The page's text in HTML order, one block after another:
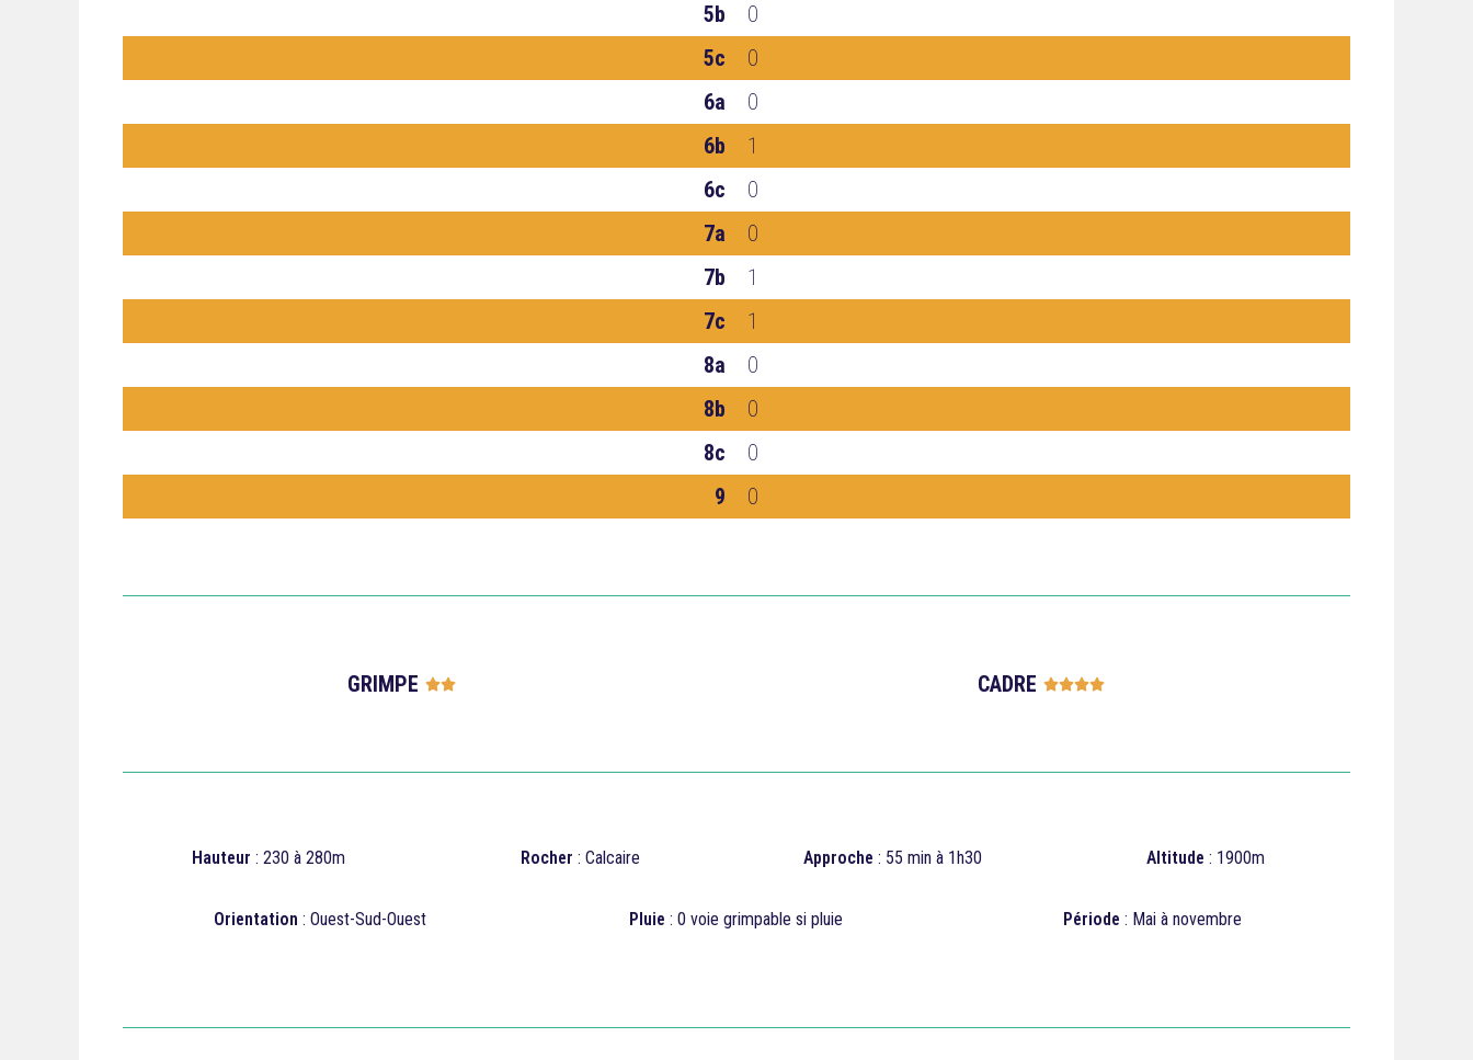
5b
0
5c
0
6a
0
6b
1
6c
0
7a
0
7b
1
7c
1
8a
0
8b
0
8c
0
9
0
GRIMPE  CADRE 
Hauteur : 230 à 280m Rocher : Calcaire Approche : 55 min à 1h30 Altitude : 1900m
Orientation : Ouest-Sud-Ouest Pluie : 0 voie grimpable si pluie Période : Mai à novembre